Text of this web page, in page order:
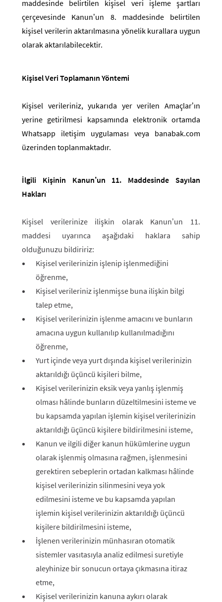
maddesinde belirtilen kişisel veri işleme şartları
çerçevesinde Kanun’un 8. maddesinde belirtilen
kişisel verilerin aktarılmasına yönelik kurallara uygun
olarak aktarılabilecektir.
Kişisel Veri Toplamanın Yöntemi
Kişisel verileriniz, yukarıda yer verilen Amaçlar’ın
yerine getirilmesi kapsamında elektronik ortamda
Whatsapp iletişim uygulaması veya banabak.com
üzerinden toplanmaktadır.
İlgili Kişinin Kanun’un 11. Maddesinde Sayılan
Hakları
Kişisel verilerinize ilişkin olarak Kanun’un 11.
maddesi uyarınca aşağıdaki haklara sahip
olduğunuzu bildiririz:
Kişisel verilerinizin işlenip işlenmediğini
öğrenme,
Kişisel verileriniz işlenmişse buna ilişkin bilgi
talep etme,
Kişisel verilerinizin işlenme amacını ve bunların
amacına uygun kullanılıp kullanılmadığını
öğrenme,
Yurt içinde veya yurt dışında kişisel verilerinizin
aktarıldığı üçüncü kişileri bilme,
Kişisel verilerinizin eksik veya yanlış işlenmiş
olması hâlinde bunların düzeltilmesini isteme ve
bu kapsamda yapılan işlemin kişisel verilerinizin
aktarıldığı üçüncü kişilere bildirilmesini isteme,
Kanun ve ilgili diğer kanun hükümlerine uygun
olarak işlenmiş olmasına rağmen, işlenmesini
gerektiren sebeplerin ortadan kalkması hâlinde
kişisel verilerinizin silinmesini veya yok
edilmesini isteme ve bu kapsamda yapılan
işlemin kişisel verilerinizin aktarıldığı üçüncü
kişilere bildirilmesini isteme,
İşlenen verilerinizin münhasıran otomatik
sistemler vasıtasıyla analiz edilmesi suretiyle
aleyhinize bir sonucun ortaya çıkmasına itiraz
etme,
Kişisel verilerinizin kanuna aykırı olarak